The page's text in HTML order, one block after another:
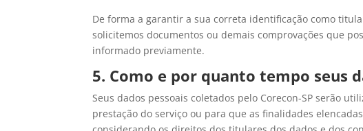
De forma a garantir a sua correta identificação como
solicitemos documentos ou demais comprovações que
informado previamente.
5. Como e por quanto tempo seus
Seus dados pessoais coletados pelo Corecon-SP serão
prestação do serviço ou para que as finalidades